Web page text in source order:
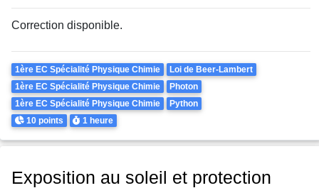
Correction disponible.
Theme
1ère EC Spécialité Physique Chimie
Loi de Beer-Lambert
1ère EC Spécialité Physique Chimie
Photon
1ère EC Spécialité Physique Chimie
Python
Points
10 points Durée
1 heure
Exposition au soleil et protection